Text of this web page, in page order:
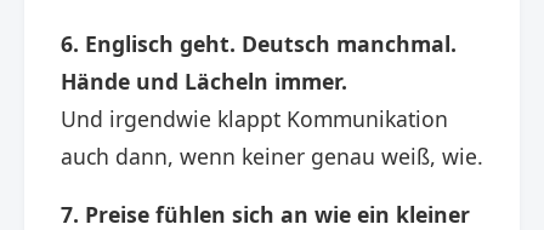
6. Englisch geht. Deutsch manchmal.
Hände und Lächeln immer.
Und irgendwie klappt Kommunikation
auch dann, wenn keiner genau weiß, wie.
7. Preise fühlen sich an wie ein kleiner